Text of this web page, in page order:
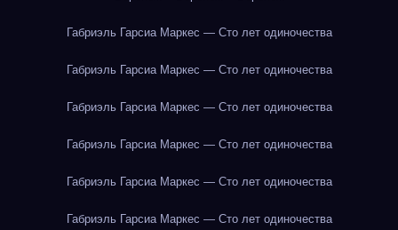
Габриэль Гарсиа Маркес — Сто лет одиночества
Габриэль Гарсиа Маркес — Сто лет одиночества
Габриэль Гарсиа Маркес — Сто лет одиночества
Габриэль Гарсиа Маркес — Сто лет одиночества
Габриэль Гарсиа Маркес — Сто лет одиночества
Габриэль Гарсиа Маркес — Сто лет одиночества